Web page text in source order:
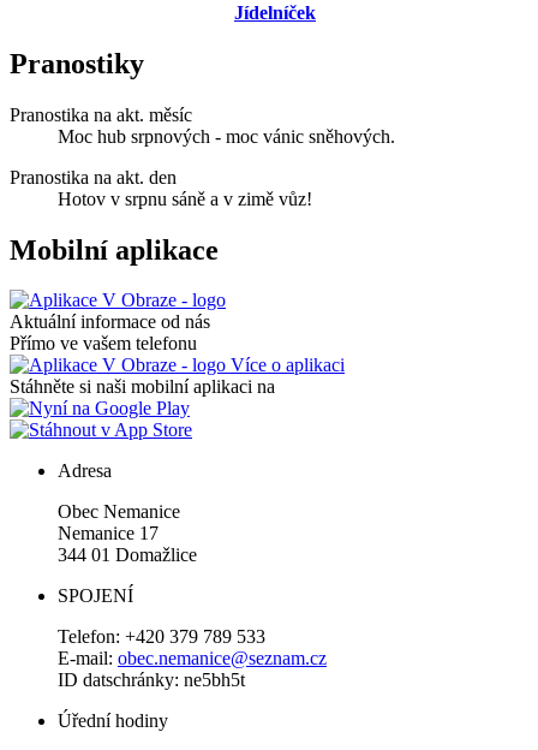
Jídelníček
Pranostiky
Pranostika na akt. měsíc
Moc hub srpnových - moc vánic sněhových.
Pranostika na akt. den
Hotov v srpnu sáně a v zimě vůz!
Mobilní aplikace
Aktuální informace od nás
Přímo ve vašem telefonu
Více o aplikaci
Stáhněte si naši mobilní aplikaci na
Adresa
Obec Nemanice
Nemanice 17
344 01 Domažlice
SPOJENÍ
Telefon: +420 379 789 533
E-mail: obec.nemanice@seznam.cz
ID datschránky: ne5bh5t
Úřední hodiny